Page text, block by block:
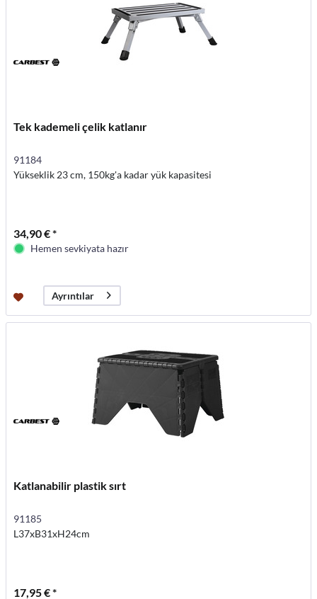
Tek kademeli çelik katlanır
91184
Yükseklik 23 cm, 150kg'a kadar yük kapasitesi
34,90 € *
Hemen sevkiyata hazır
Ayrıntılar
Katlanabilir plastik sırt
91185
L37xB31xH24cm
17,95 € *